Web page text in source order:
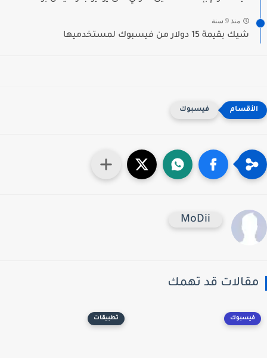
منذ 9 سنة
شيك بقيمة 15 دولار من فيسبوك لمستخدميها
فيسبوك
MoDii
قد تهمك
فيسبوك تطبيقات